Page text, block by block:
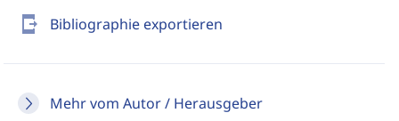
send_to_mobile Bibliographie exportieren
Mehr vom Autor / Herausgeber